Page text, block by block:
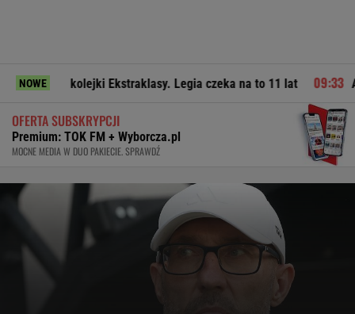
NOWEEkstraklasy. Legia czeka na to 11 lat Afera wokół
OFERTA SUBSKRYPCJI
Premium: TOK FM + Wyborcza.pl
MOCNE MEDIA W DUO PAKIECIE. SPRAWDŹ